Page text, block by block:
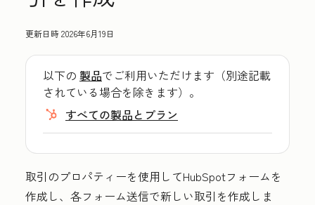
更新日時2026年6月19日
以下の 製品でご利用いただけます（別途記載
されている場合を除きます）。
すべての製品とプラン
取引のプロパティーを使用してHubSpotフォームを
作成し、各フォーム送信で新しい取引を作成しま